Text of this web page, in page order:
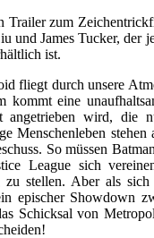
Trailer zum
und James Tucker, der
ist.
fliegt durch unsere
kommt eine
angetrieben wird, die
Menschenleben stehen
So müssen
League sich
zu stellen. Aber als
epischer Showdown
Schicksal von